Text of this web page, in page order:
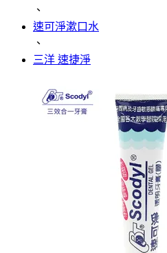
、
速可淨漱口水
、
三洋 速捷淨